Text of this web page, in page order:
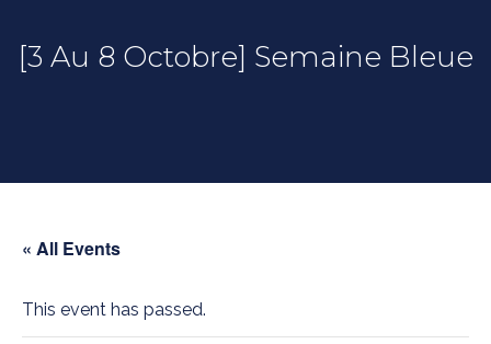
[3 Au 8 Octobre] Semaine Bleue
« All Events
This event has passed.